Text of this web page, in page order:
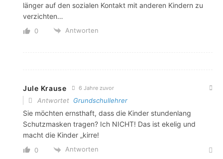
länger auf den sozialen Kontakt mit anderen Kindern zu
verzichten…
0 Antworten
Jule Krause 6 Jahre zuvor
Antwortet Grundschullehrer
Sie möchten ernsthaft, dass die Kinder stundenlang
Schutzmasken tragen? Ich NICHT! Das ist ekelig und
macht die Kinder „kirre!
0 Antworten